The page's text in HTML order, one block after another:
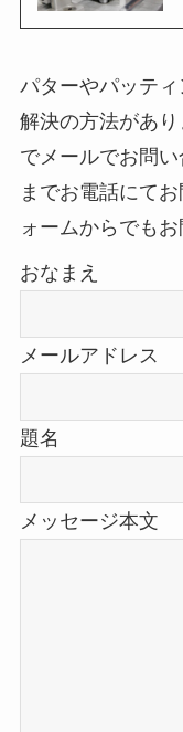
パターやパッテ
解決の方法があ
でメールでお問
までお電話にて
ォームからでも
おなまえ
メールアドレス
題名
メッセージ本文